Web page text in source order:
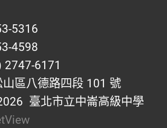
5316
4598
2747-6171
區八德路四段 101 號
臺北市立中崙高級中學